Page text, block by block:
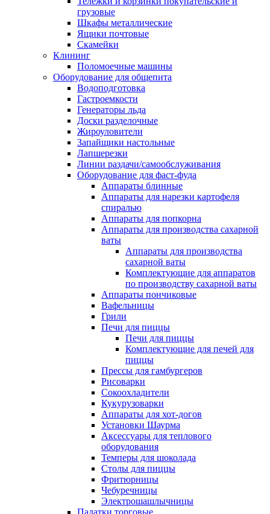
грузовые
Шкафы металлические
Ящики почтовые
Скамейки
Клининг
Поломоечные машины
Оборудование для общепита
Водоподготовка
Гастроемкости
Генераторы льда
Доски разделочные
Жироуловители
Запайщики настольные
Лапшерезки
Линии раздачи/самообслуживания
Оборудование для фаст-фуда
Аппараты блинные
Аппараты для нарезки картофеля
спиралью
Аппараты для попкорна
Аппараты для производства сахарной
ваты
Аппараты для производства
сахарной ваты
Комплектующие для аппаратов
по производству сахарной ваты
Аппараты пончиковые
Вафельницы
Грили
Печи для пиццы
Печи для пиццы
Комплектующие для печей для
пиццы
Прессы для гамбургеров
Рисоварки
Сокоохладители
Кукурузоварки
Аппараты для хот-догов
Установки Шаурма
Аксессуары для теплового
оборудования
Темперы для шоколада
Столы для пиццы
Фритюрницы
Чебуречницы
Электрошашлычницы
Палатки торговые